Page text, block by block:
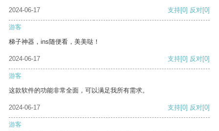
2024-06-17 支持[0] 反对[0]
游客
梯子神器，ins随便看，美美哒！
2024-06-17 支持[0] 反对[0]
游客
这款软件的功能非常全面，可以满足我所有需求。
2024-06-17 支持[0] 反对[0]
游客